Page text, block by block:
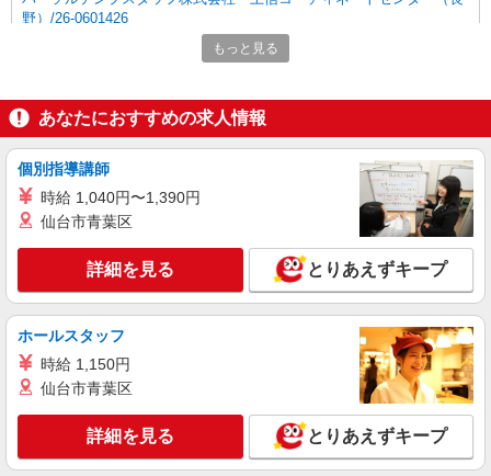
野）/26-0601426
［ほぼ残業なし］17時台定時♪土日祝休み☆彡
長野県長野市／最寄駅：長野駅 ≪車通勤可
≫ ※敷地内に駐車場あり、2,3カ月であれば無
料、その後は月5,000円
詳細を見る
派遣社員
パーソルテンプスタッフ株式会社 上信コーディネートセンター（長
野）/26-0407529
9月開始★［9時出社］CMでもおなじみ＊住宅
メーカーで事務サポート★
長野県長野市／最寄駅：北長野駅、信濃吉田
駅 ≪車通勤可≫ ※無料駐車場あり
キープ 詳細を見る
もっと見る
あなたにおすすめの求人情報
個別指導講師
時給 1,040円〜1,390円
仙台市青葉区
詳細を見る とりあえずキープ
ホールスタッフ
時給 1,150円
仙台市青葉区
詳細を見る とりあえずキープ